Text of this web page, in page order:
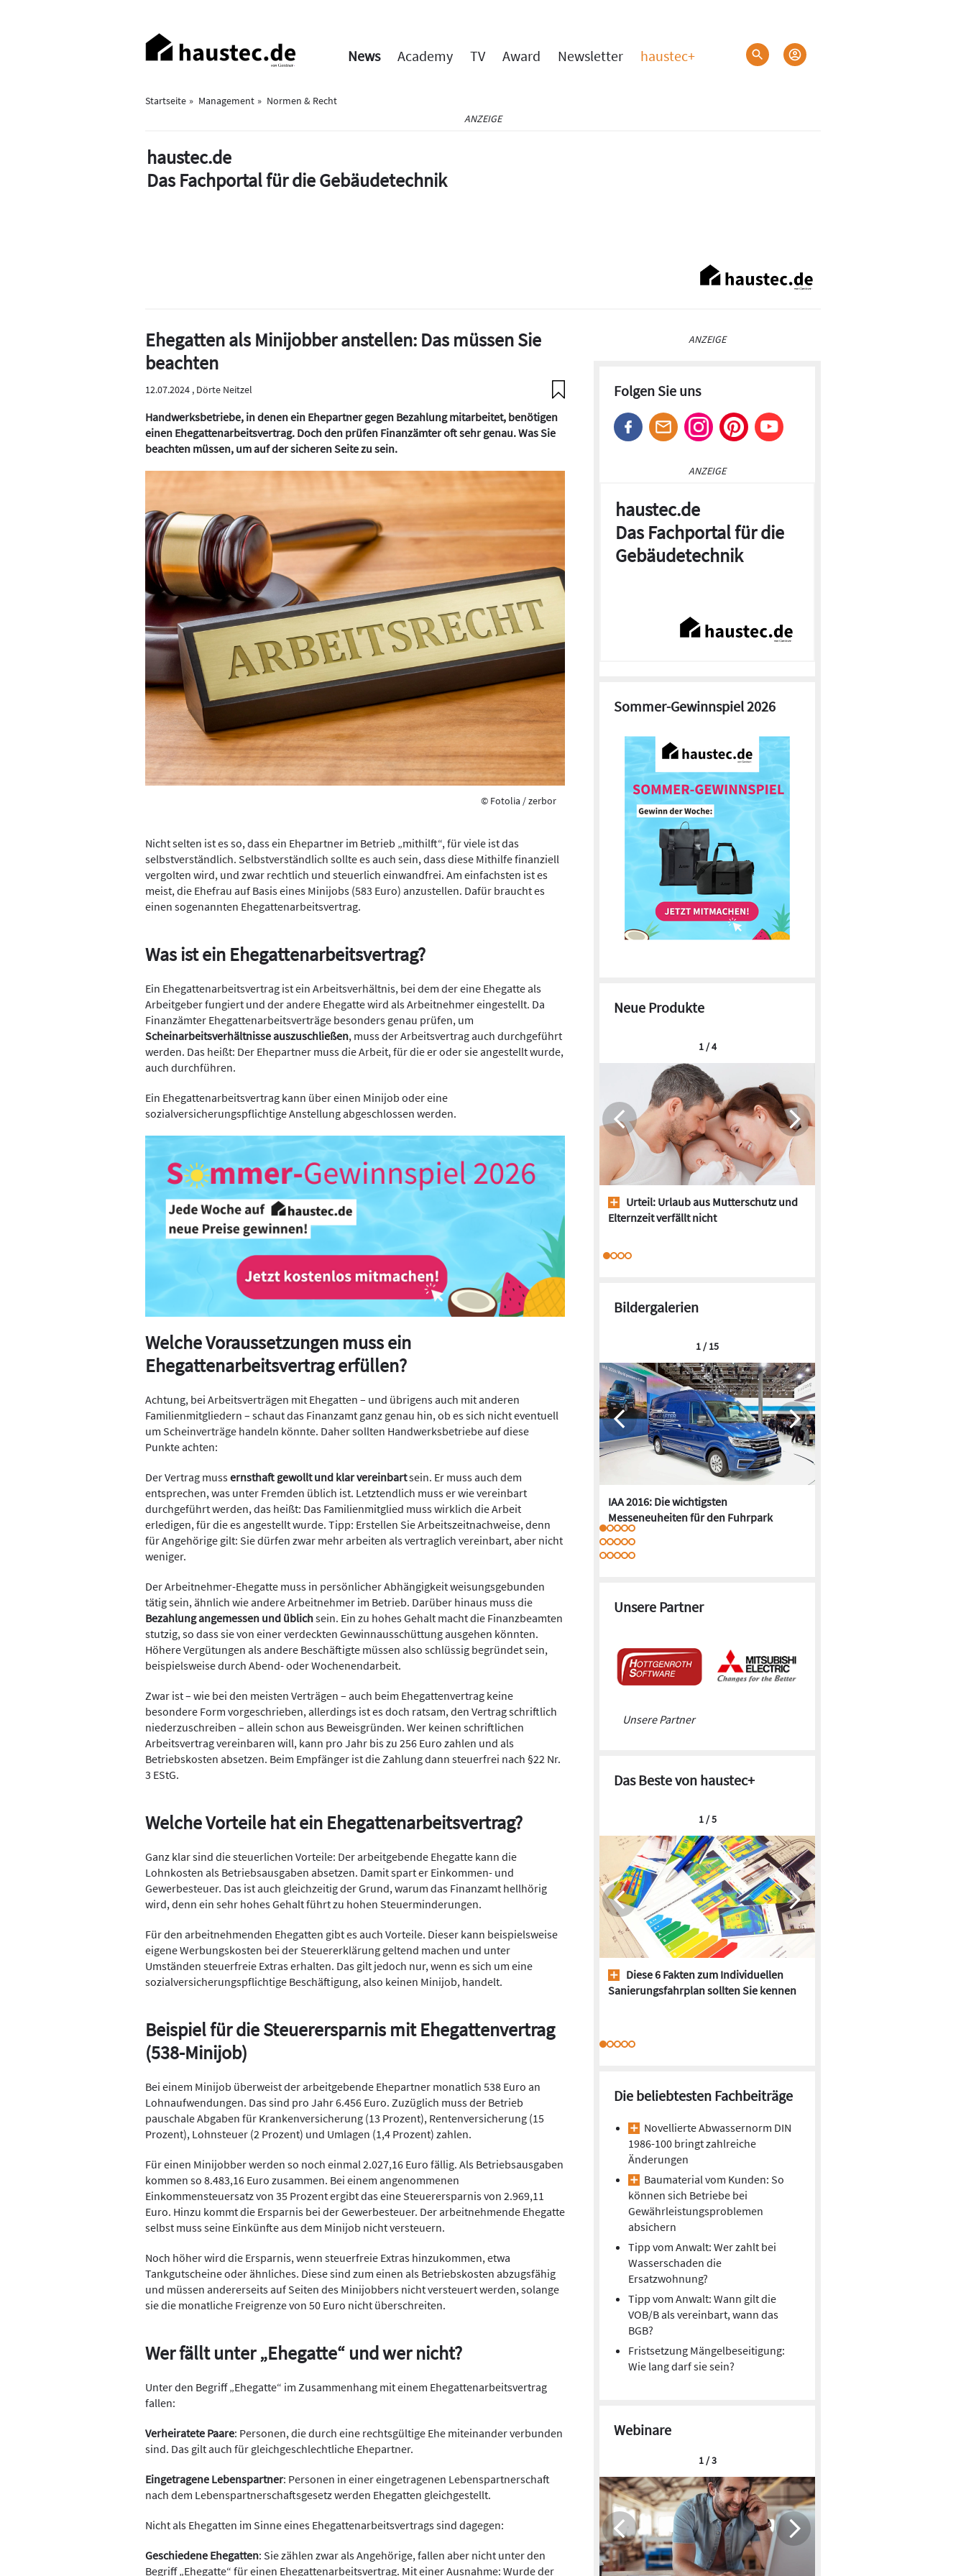
Haupt-
Navigation
News Academy TV Award Newsletter haustec+
Startseite Management
Normen & Recht
ANZEIGE
haustec.de
Das Fachportal für die Gebäudetechnik
Ehegatten als Minijobber anstellen: Das müssen Sie
beachten
12.07.2024 , Dörte Neitzel
Handwerksbetriebe, in denen ein Ehepartner gegen Bezahlung mitarbeitet, benötigen
einen Ehegattenarbeitsvertrag. Doch den prüfen Finanzämter oft sehr genau. Was Sie
beachten müssen, um auf der sicheren Seite zu sein.
© Fotolia / zerbor
Nicht selten ist es so, dass ein Ehepartner im Betrieb „mithilft“, für viele ist das
selbstverständlich. Selbstverständlich sollte es auch sein, dass diese Mithilfe finanziell
vergolten wird, und zwar rechtlich und steuerlich einwandfrei. Am einfachsten ist es
meist, die Ehefrau auf Basis eines Minijobs (583 Euro) anzustellen. Dafür braucht es
einen sogenannten Ehegattenarbeitsvertrag.
Was ist ein Ehegattenarbeitsvertrag?
Ein Ehegattenarbeitsvertrag ist ein Arbeitsverhältnis, bei dem der eine Ehegatte als
Arbeitgeber fungiert und der andere Ehegatte wird als Arbeitnehmer eingestellt. Da
Finanzämter Ehegattenarbeitsverträge besonders genau prüfen, um
Scheinarbeitsverhältnisse auszuschließen, muss der Arbeitsvertrag auch durchgeführt
werden. Das heißt: Der Ehepartner muss die Arbeit, für die er oder sie angestellt wurde,
auch durchführen.
Ein Ehegattenarbeitsvertrag kann über einen Minijob oder eine
sozialversicherungspflichtige Anstellung abgeschlossen werden.
Welche Voraussetzungen muss ein
Ehegattenarbeitsvertrag erfüllen?
Achtung, bei Arbeitsverträgen mit Ehegatten – und übrigens auch mit anderen
Familienmitgliedern – schaut das Finanzamt ganz genau hin, ob es sich nicht eventuell
um Scheinverträge handeln könnte. Daher sollten Handwerksbetriebe auf diese
Punkte achten:
Der Vertrag mussernsthaft gewollt und klar vereinbartsein. Er muss auch dem
entsprechen, was unter Fremden üblich ist. Letztendlich muss er wie vereinbart
durchgeführt werden, das heißt: Das Familienmitglied muss wirklich die Arbeit
erledigen, für die es angestellt wurde. Tipp: Erstellen Sie Arbeitszeitnachweise, denn
für Angehörige gilt: Sie dürfen zwar mehr arbeiten als vertraglich vereinbart, aber nicht
weniger.
Der Arbeitnehmer-Ehegatte muss in persönlicher Abhängigkeit weisungsgebunden
tätig sein, ähnlich wie andere Arbeitnehmer im Betrieb. Darüber hinaus muss die
Bezahlung angemessen und üblichsein. Ein zu hohes Gehalt macht die Finanzbeamten
stutzig, so dass sie von einer verdeckten Gewinnausschüttung ausgehen könnten.
Höhere Vergütungen als andere Beschäftigte müssen also schlüssig begründet sein,
beispielsweise durch Abend- oder Wochenendarbeit.
Zwar ist – wie bei den meisten Verträgen – auch beim Ehegattenvertrag keine
besondere Form vorgeschrieben, allerdings ist es doch ratsam, den Vertrag schriftlich
niederzuschreiben – allein schon aus Beweisgründen. Wer keinen schriftlichen
Arbeitsvertrag vereinbaren will, kann pro Jahr bis zu 256 Euro zahlen und als
Betriebskosten absetzen. Beim Empfänger ist die Zahlung dann steuerfrei nach §22 Nr.
3 EStG.
Welche Vorteile hat ein Ehegattenarbeitsvertrag?
Ganz klar sind die steuerlichen Vorteile: Der arbeitgebende Ehegatte kann die
Lohnkosten als Betriebsausgaben absetzen. Damit spart er Einkommen- und
Gewerbesteuer. Das ist auch gleichzeitig der Grund, warum das Finanzamt hellhörig
wird, denn ein sehr hohes Gehalt führt zu hohen Steuerminderungen.
Für den arbeitnehmenden Ehegatten gibt es auch Vorteile. Dieser kann beispielsweise
eigene Werbungskosten bei der Steuererklärung geltend machen und unter
Umständen steuerfreie Extras erhalten. Das gilt jedoch nur, wenn es sich um eine
sozialversicherungspflichtige Beschäftigung, also keinen Minijob, handelt.
Beispiel für die Steuerersparnis mit Ehegattenvertrag
(538-Minijob)
Bei einem Minijob überweist der arbeitgebende Ehepartner monatlich 538 Euro an
Lohnaufwendungen. Das sind pro Jahr 6.456 Euro. Zuzüglich muss der Betrieb
pauschale Abgaben für Krankenversicherung (13 Prozent), Rentenversicherung (15
Prozent), Lohnsteuer (2 Prozent) und Umlagen (1,4 Prozent) zahlen.
Für einen Minijobber werden so noch einmal 2.027,16 Euro fällig. Als Betriebsausgaben
kommen so 8.483,16 Euro zusammen. Bei einem angenommenen
Einkommensteuersatz von 35 Prozent ergibt das eine Steuerersparnis von 2.969,11
Euro. Hinzu kommt die Ersparnis bei der Gewerbesteuer. Der arbeitnehmende Ehegatte
selbst muss seine Einkünfte aus dem Minijob nicht versteuern.
Noch höher wird die Ersparnis, wenn steuerfreie Extras hinzukommen, etwa
Tankgutscheine oder ähnliches. Diese sind zum einen als Betriebskosten abzugsfähig
und müssen andererseits auf Seiten des Minijobbers nicht versteuert werden, solange
sie die monatliche Freigrenze von 50 Euro nicht überschreiten.
Wer fällt unter „Ehegatte“ und wer nicht?
Unter den Begriff „Ehegatte“ im Zusammenhang mit einem Ehegattenarbeitsvertrag
fallen:
Verheiratete Paare: Personen, die durch eine rechtsgültige Ehe miteinander verbunden
sind. Das gilt auch für gleichgeschlechtliche Ehepartner.
Eingetragene Lebenspartner: Personen in einer eingetragenen Lebenspartnerschaft
nach dem Lebenspartnerschaftsgesetz werden Ehegatten gleichgestellt.
Nicht als Ehegatten im Sinne eines Ehegattenarbeitsvertrags sind dagegen:
Geschiedene Ehegatten: Sie zählen zwar als Angehörige, fallen aber nicht unter den
Begriff „Ehegatte“ für einen Ehegattenarbeitsvertrag. Mit einer Ausnahme: Wurde der
ANZEIGE
Folgen Sie uns
ANZEIGE
haustec.de
Das Fachportal für die
Gebäudetechnik
Sommer-Gewinnspiel 2026
Neue Produkte
Urteil: Urlaub aus Mutterschutz und
Elternzeit verfällt nicht
1 / 4
Bildergalerien
IAA 2016: Die wichtigsten
Messeneuheiten für den Fuhrpark
1 / 15
Unsere Partner
Unsere Partner
Das Beste von haustec+
Diese 6 Fakten zum Individuellen
Sanierungsfahrplan sollten Sie kennen
1 / 5
Die beliebtesten Fachbeiträge
Novellierte Abwassernorm DIN
1986-100 bringt zahlreiche
Änderungen
Baumaterial vom Kunden: So
können sich Betriebe bei
Gewährleistungsproblemen
absichern
Tipp vom Anwalt: Wer zahlt bei
Wasserschaden die
Ersatzwohnung?
Tipp vom Anwalt: Wann gilt die
VOB/B als vereinbart, wann das
BGB?
Fristsetzung Mängelbeseitigung:
Wie lang darf sie sein?
Webinare
1 / 3